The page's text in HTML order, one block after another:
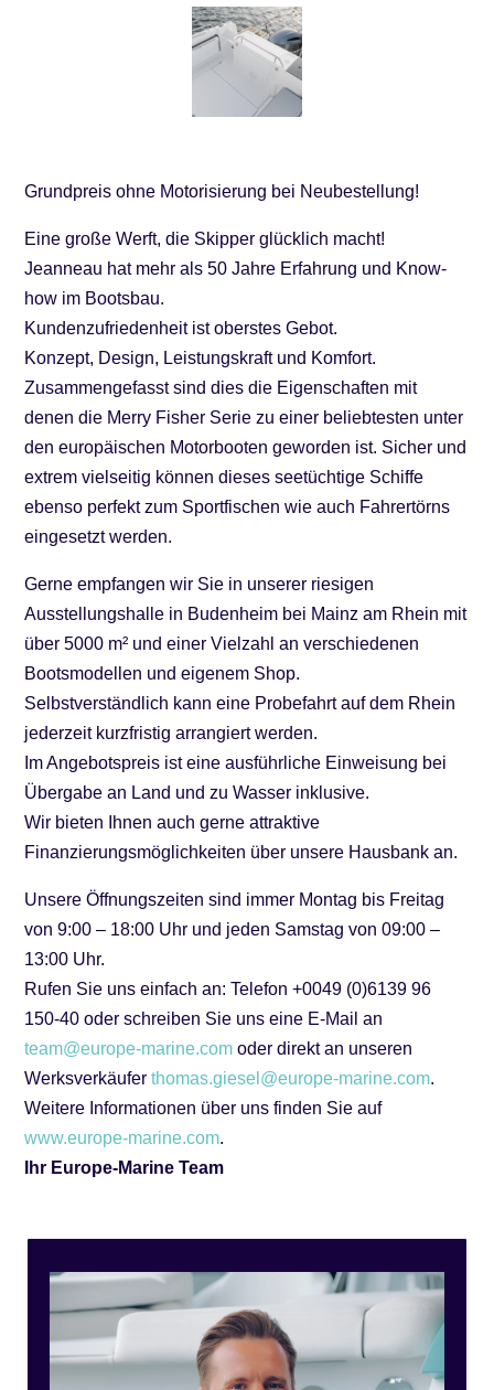
Grundpreis ohne Motorisierung bei Neubestellung!
Eine große Werft, die Skipper glücklich macht!
Jeanneau hat mehr als 50 Jahre Erfahrung und Know-
how im Bootsbau.
Kundenzufriedenheit ist oberstes Gebot.
Konzept, Design, Leistungskraft und Komfort.
Zusammengefasst sind dies die Eigenschaften mit
denen die Merry Fisher Serie zu einer beliebtesten unter
den europäischen Motorbooten geworden ist. Sicher und
extrem vielseitig können dieses seetüchtige Schiffe
ebenso perfekt zum Sportfischen wie auch Fahrertörns
eingesetzt werden.
Gerne empfangen wir Sie in unserer riesigen
Ausstellungshalle in Budenheim bei Mainz am Rhein mit
über 5000 m² und einer Vielzahl an verschiedenen
Bootsmodellen und eigenem Shop.
Selbstverständlich kann eine Probefahrt auf dem Rhein
jederzeit kurzfristig arrangiert werden.
Im Angebotspreis ist eine ausführliche Einweisung bei
Übergabe an Land und zu Wasser inklusive.
Wir bieten Ihnen auch gerne attraktive
Finanzierungsmöglichkeiten über unsere Hausbank an.
Unsere Öffnungszeiten sind immer Montag bis Freitag
von 9:00 – 18:00 Uhr und jeden Samstag von 09:00 –
13:00 Uhr.
Rufen Sie uns einfach an: Telefon +0049 (0)6139 96
150-40 oder schreiben Sie uns eine E-Mail an
team@europe-marine.com oder direkt an unseren
Werksverkäuferthomas.giesel@europe-marine.com.
Weitere Informationen über uns finden Sie auf
www.europe-marine.com.
Ihr Europe-Marine Team